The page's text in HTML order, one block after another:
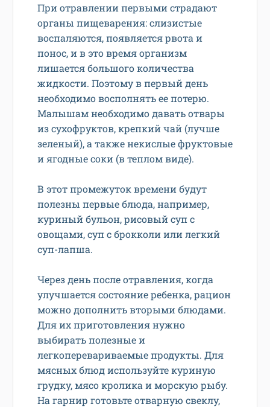
При отравлении первыми страдают
органы пищеварения: слизистые
воспаляются, появляется рвота и
понос, и в это время организм
лишается большого количества
жидкости. Поэтому в первый день
необходимо восполнять ее потерю.
Малышам необходимо давать отвары
из сухофруктов, крепкий чай (лучше
зеленый), а также некислые фруктовые
и ягодные соки (в теплом виде).
В этот промежуток времени будут
полезны первые блюда, например,
куриный бульон, рисовый суп с
овощами, суп с брокколи или легкий
суп-лапша.
Через день после отравления, когда
улучшается состояние ребенка, рацион
можно дополнить вторыми блюдами.
Для их приготовления нужно
выбирать полезные и
легкоперевариваемые продукты. Для
мясных блюд используйте куриную
грудку, мясо кролика и морскую рыбу.
На гарнир готовьте отварную свеклу,